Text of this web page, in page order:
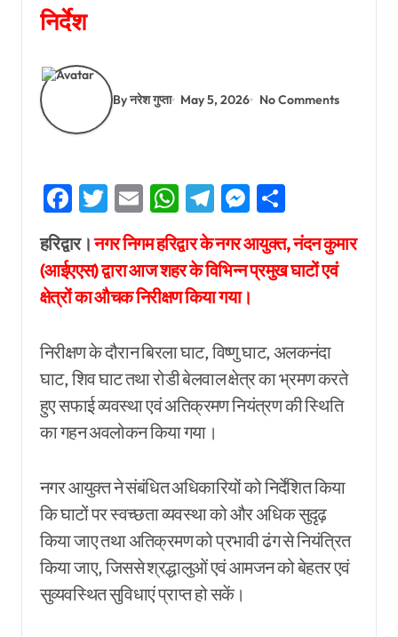
निर्देश
By नरेश गुप्ता May 5, 2026 No Comments
Facebook
Twitter
EmailWhatsApp
Telegram
Messenger
हरिद्वार।नगर निगम हरिद्वार के नगर आयुक्त, नंदन कुमार
(आईएएस) द्वारा आज शहर के विभिन्न प्रमुख घाटों एवं
क्षेत्रों का औचक निरीक्षण किया गया।
निरीक्षण के दौरान बिरला घाट, विष्णु घाट, अलकनंदा
घाट, शिव घाट तथा रोडी बेलवाल क्षेत्र का भ्रमण करते
हुए सफाई व्यवस्था एवं अतिक्रमण नियंत्रण की स्थिति
का गहन अवलोकन किया गया।
नगर आयुक्त ने संबंधित अधिकारियों को निर्देशित किया
कि घाटों पर स्वच्छता व्यवस्था को और अधिक सुदृढ़
किया जाए तथा अतिक्रमण को प्रभावी ढंग से नियंत्रित
किया जाए, जिससे श्रद्धालुओं एवं आमजन को बेहतर एवं
सुव्यवस्थित सुविधाएं प्राप्त हो सकें।